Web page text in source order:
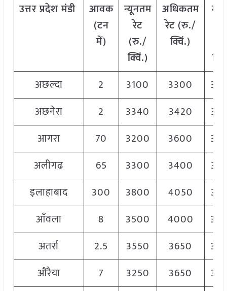
उत्तरप्रदेश मंडी
आवक
(टन
में)
न्यूनतम
रेट
(रु./
क्विं.)
अधिकतम
रेट (रु./
क्विं.)
अछल्दा
2 3100 3300
अछनेरा
2 3340 3420
आगरा
70 3200 3600
अलीगढ
65 3300 3400
इलाहाबाद
300 3800 4050
आँवला
8 3500 4000
अतर्रा
2.5 3550 3650
औरैया
7 3250 3650